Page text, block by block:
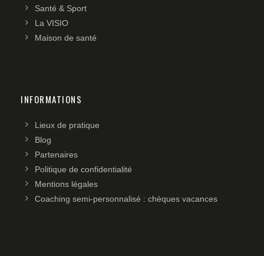
Santé & Sport
La VISIO
Maison de santé
INFORMATIONS
Lieux de pratique
Blog
Partenaires
Politique de confidentialité
Mentions légales
Coaching semi-personnalisé : chèques vacances